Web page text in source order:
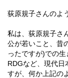
荻原規子さんのよ
私は、荻原規子さ
公が若いこと、昔
ったですが)での生
RDGなど、現代日
すが、何か上記の